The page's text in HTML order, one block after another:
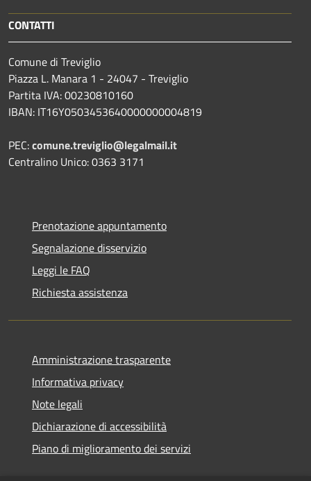
CONTATTI
Comune di Treviglio
Piazza L. Manara 1 - 24047 - Treviglio
Partita IVA: 00230810160
IBAN: IT16Y0503453640000000004819
PEC:comune.treviglio@legalmail.it
Centralino Unico: 0363 3171
Prenotazione appuntamento
Segnalazione disservizio
Leggi le FAQ
Richiesta assistenza
Amministrazione trasparente
Informativa privacy
Note legali
Dichiarazione di accessibilità
Piano di miglioramento dei servizi